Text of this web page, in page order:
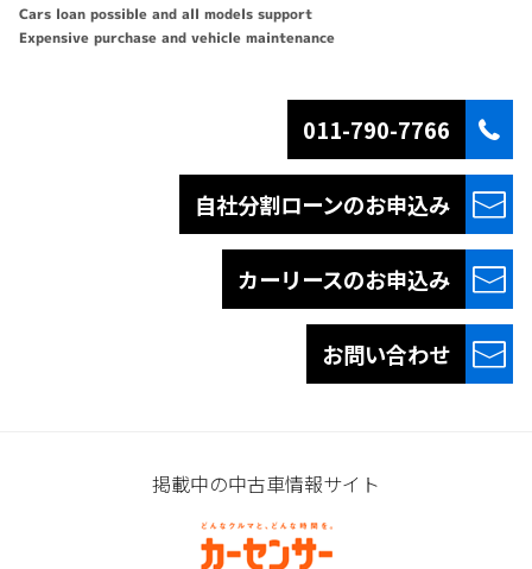
Cars loan possible and all models support
Expensive purchase and vehicle maintenance
011-790-7766
自社分割ローンのお申込み
カーリースのお申込み
お問い合わせ
掲載中の中古車情報サイト